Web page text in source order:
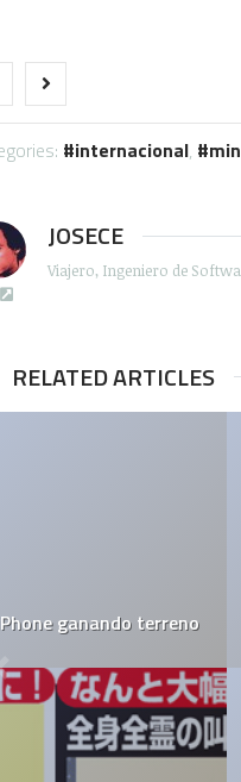
internacional,
JOSECE
Viajero, Ingeniero de
RELATED ARTICLES
ganando terreno